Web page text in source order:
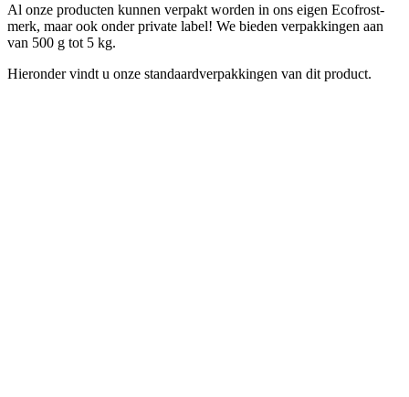
Al onze producten kunnen verpakt worden in ons eigen Ecofrost-
merk, maar ook onder private label! We bieden verpakkingen aan
van 500 g tot 5 kg.
Hieronder vindt u onze standaardverpakkingen van dit product.